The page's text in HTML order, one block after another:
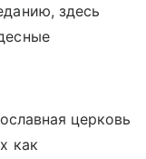
здесь
церковь
как